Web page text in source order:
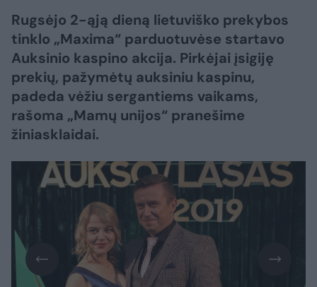
Rugsėjo 2-ąją dieną lietuviško prekybos
tinklo „Maxima“ parduotuvėse startavo
Auksinio kaspino akcija. Pirkėjai įsigiję
prekių, pažymėtų auksiniu kaspinu,
padeda vėžiu sergantiems vaikams,
rašoma „Mamų unijos“ pranešime
žiniasklaidai.